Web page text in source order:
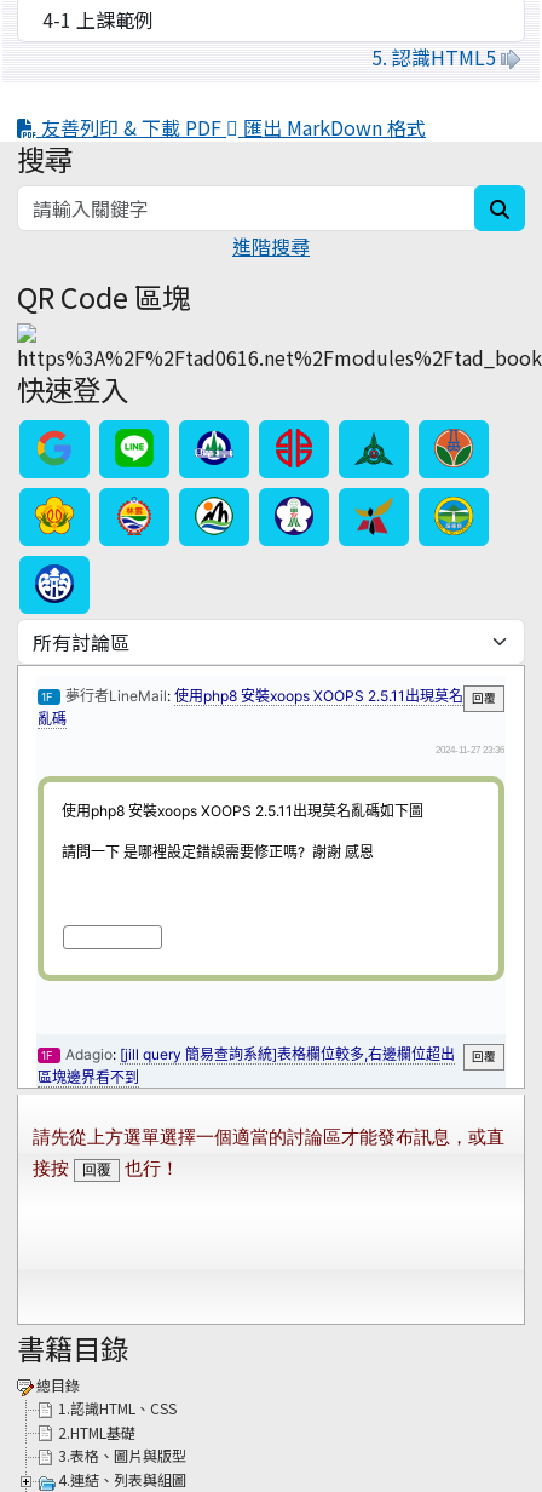
5. 認識HTML5
友善列印 & 下載 PDF 匯出 MarkDown 格式
:::
搜尋
進階搜尋
QR Code 區塊
快速登入
書籍目錄
總目錄
1.認識HTML、CSS
2.HTML基礎
3.表格、圖片與版型
4.連結、列表與組圖